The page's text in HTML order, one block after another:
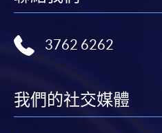
3762 6262
我們的社交媒體